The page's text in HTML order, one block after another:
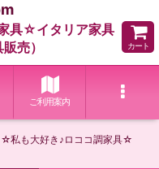
具☆イタリア家具
売）
カート
ご利用案内
☆私も大好き♪ロココ調家具☆